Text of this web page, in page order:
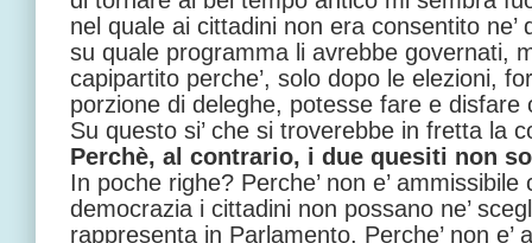
nel quale ai cittadini non era consentito ne’
su quale programma li avrebbe governati,
capipartito perche’, solo dopo le elezioni,
porzione di deleghe, potesse fare e disfare
Su questo si’ che si troverebbe in fretta la
Perchè, al contrario, i due quesiti non
In poche righe? Perche’ non e’ ammissibile
democrazia i cittadini non possano ne’
rappresenta in Parlamento. Perche’ non e’